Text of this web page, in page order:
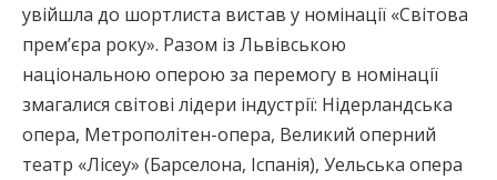
увійшла до шортлиста вистав у номінації «Світова
прем’єра року». Разом із Львівською
національною оперою за перемогу в номінації
змагалися світові лідери індустрії: Нідерландська
опера, Метрополітен-опера, Великий оперний
театр «Лісеу» (Барселона, Іспанія), Уельська опера